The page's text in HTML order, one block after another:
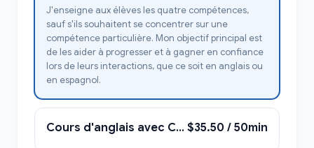
J'enseigne aux élèves les quatre compétences,
sauf s'ils souhaitent se concentrer sur une
compétence particulière. Mon objectif principal est
de les aider à progresser et à gagner en confiance
lors de leurs interactions, que ce soit en anglais ou
en espagnol.
Cours d'anglais avec Christian $35.50 / 50min